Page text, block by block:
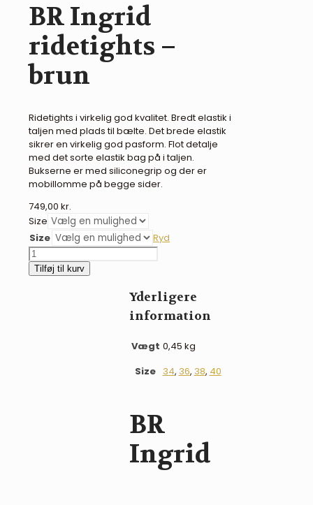
BR Ingrid
ridetights –
brun
Ridetights i virkelig god kvalitet. Bredt elastik i
taljen med plads til bælte. Det brede elastik
sikrer en virkelig god pasform. Flot detalje
med det sorte elastik bag på i taljen.
Bukserne er med siliconegrip og der er
mobillomme på begge sider.
749,00 kr.
Size
Size
Ryd
BR
Ingrid
ridetights
Tilføj til kurv
Yderligere
information
Vægt 0,45 kg
Size 34, 36, 38, 40
BR
Ingrid